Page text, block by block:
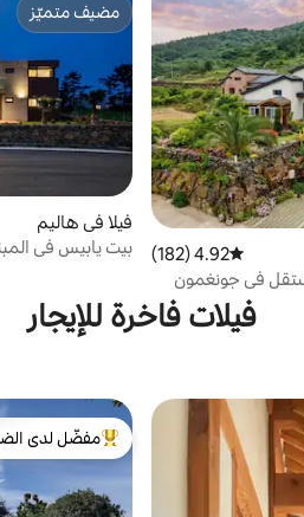
متوسط التقييم 4.92 من 5، 182 مراجعات
4.92 (182)
في جونغمون
/ ساونا جافة
نيران مدفأة شحن
مضيف متميّز
مضيف متميّز
فيلا في هاليم
فيلات فاخرة للإيجار
الضيوف من أبرز البيوت
مفضّل لدى